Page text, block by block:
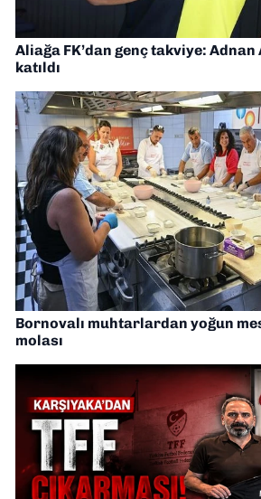
Aliağa FK’dan genç takviye:
katıldı
Bornovalı muhtarlardan yoğun
molası